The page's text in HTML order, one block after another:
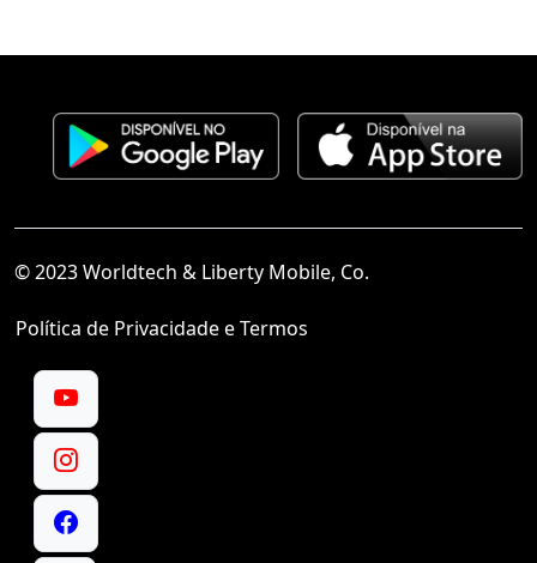
© 2023 Worldtech & Liberty Mobile, Co.
Política de Privacidade e Termos